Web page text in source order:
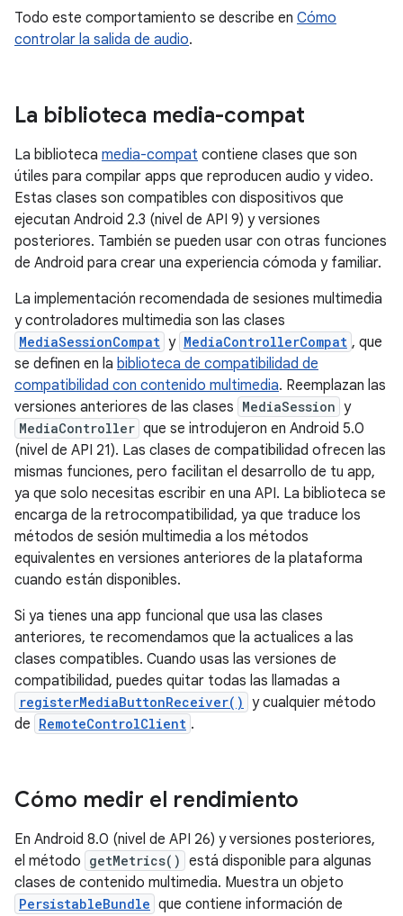
Todo este comportamiento se describe en Cómo
controlar la salida de audio.
La biblioteca media-compat
La biblioteca media-compat contiene clases que son
útiles para compilar apps que reproducen audio y video.
Estas clases son compatibles con dispositivos que
ejecutan Android 2.3 (nivel de API 9) y versiones
posteriores. También se pueden usar con otras funciones
de Android para crear una experiencia cómoda y familiar.
La implementación recomendada de sesiones multimedia
y controladores multimedia son las clases
MediaSessionCompat y MediaControllerCompat , que
se definen en la biblioteca de compatibilidad de
compatibilidad con contenido multimedia. Reemplazan las
versiones anteriores de las clases MediaSession y
MediaController que se introdujeron en Android 5.0
(nivel de API 21). Las clases de compatibilidad ofrecen las
mismas funciones, pero facilitan el desarrollo de tu app,
ya que solo necesitas escribir en una API. La biblioteca se
encarga de la retrocompatibilidad, ya que traduce los
métodos de sesión multimedia a los métodos
equivalentes en versiones anteriores de la plataforma
cuando están disponibles.
Si ya tienes una app funcional que usa las clases
anteriores, te recomendamos que la actualices a las
clases compatibles. Cuando usas las versiones de
compatibilidad, puedes quitar todas las llamadas a
registerMediaButtonReceiver() y cualquier método
de RemoteControlClient .
Cómo medir el rendimiento
En Android 8.0 (nivel de API 26) y versiones posteriores,
el método getMetrics() está disponible para algunas
clases de contenido multimedia. Muestra un objeto
PersistableBundle que contiene información de